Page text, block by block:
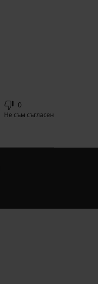
0
Не съм съгласен